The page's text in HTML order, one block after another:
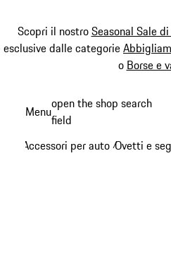
Scopri il nostroSeasonal Sale
esclusive dalle categorie
o Borse e
principale
Menuopen the shop search
field
Accessori per auto /Ovetti e